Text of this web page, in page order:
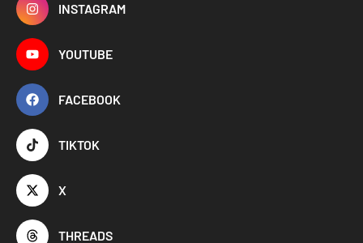
INSTAGRAM
YOUTUBE
FACEBOOK
TIKTOK
X
THREADS